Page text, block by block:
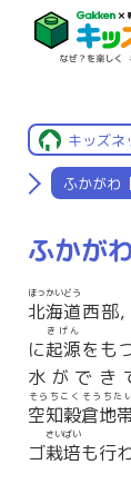
キッズネ
ふかがわ
ふかが
北海道
ほっかいどう
西部，
に起源
きげん
をも
水ができ
空知穀倉地
そらちこくそうちた
ゴ栽培
さいばい
も行